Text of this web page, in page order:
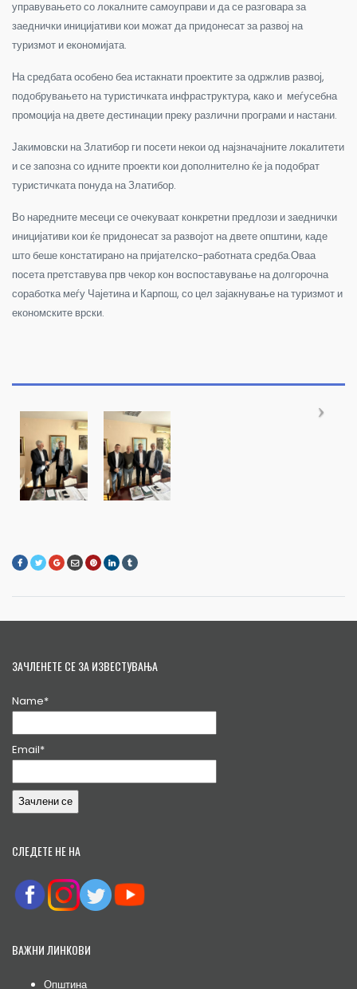
управувањето со локалните самоуправи и да се разговара за
заеднички иницијативи кои можат да придонесат за развој на
туризмот и економијата.
На средбата особено беа истакнати проектите за одржлив развој,
подобрувањето на туристичката инфраструктура, како и меѓусебна
промоција на двете дестинации преку различни програми и настани.
Јакимовски на Златибор ги посети некои од најзначајните локалитети
и се запозна со идните проекти кои дополнително ќе ја подобрат
туристичката понуда на Златибор.
Во наредните месеци се очекуваат конкретни предлози и заеднички
иницијативи кои ќе придонесат за развојот на двете општини, каде
што беше констатирано на пријателско-работната средба.Оваа
посета претставува прв чекор кон воспоставување на долгорочна
соработка меѓу Чајетина и Карпош, со цел зајакнување на туризмот и
економските врски.
ЗАЧЛЕНЕТЕ СЕ ЗА ИЗВЕСТУВАЊА
Name*
Email*
СЛЕДЕТЕ НЕ НА
ВАЖНИ ЛИНКОВИ
Општина